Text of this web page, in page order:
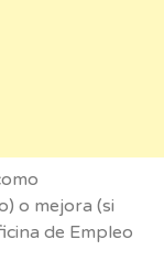
o mejora (si
de Empleo